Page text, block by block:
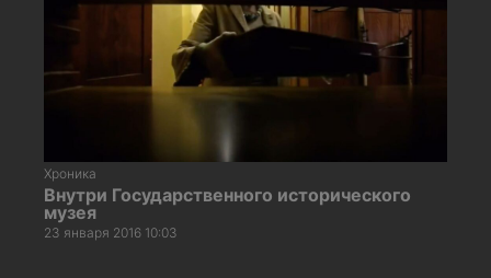
Хроника
Внутри Государственного исторического
музея
23 января 2016 10:03